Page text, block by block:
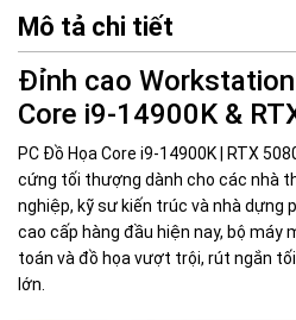
Mô tả chi tiết
Đỉnh cao
Core i9-14900K &
PC Đồ Họa Core i9-14900K | RTX
cứng tối thượng dành cho các nhà
nghiệp, kỹ sư kiến trúc và nhà dựng
cao cấp hàng đầu hiện nay, bộ máy
toán và đồ họa vượt trội, rút ngắn
lớn.